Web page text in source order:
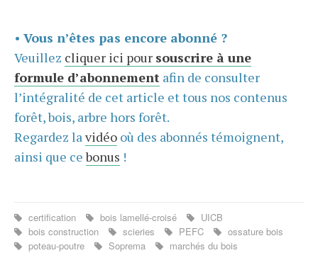
• Vous n’êtes pas encore abonné ?
Veuillez cliquer ici pour souscrire à une
formule d’abonnement afin de consulter
l’intégralité de cet article et tous nos contenus
forêt, bois, arbre hors forêt.
Regardez lavidéo où des abonnés témoignent,
ainsi que cebonus !
certification bois lamellé-croisé
UICB
bois construction
scieries PEFC
ossature bois
poteau-poutre
Soprema marchés du bois